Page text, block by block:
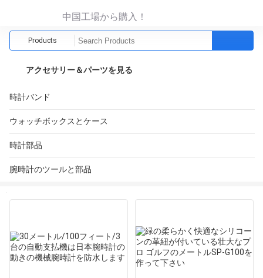
中国工場から購入！
Products
アクセサリー＆パーツを見る
時計バンド
ウォッチボックスとケース
時計部品
腕時計のツールと部品